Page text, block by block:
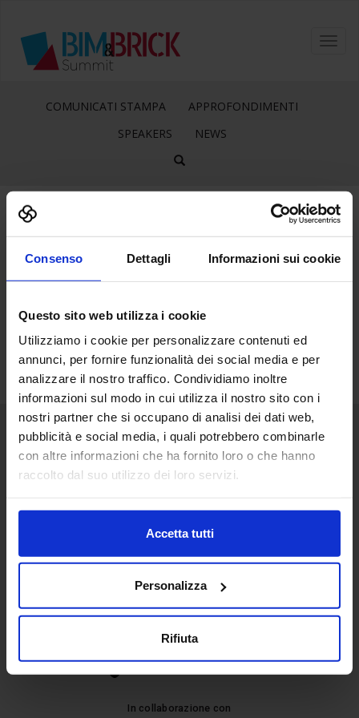
Consenso Dettagli Informazioni sui cookie
Questo sito web utilizza i cookie
Utilizziamo i cookie per personalizzare contenuti ed
annunci, per fornire funzionalità dei social media e per
analizzare il nostro traffico. Condividiamo inoltre
informazioni sul modo in cui utilizza il nostro sito con i
nostri partner che si occupano di analisi dei dati web,
pubblicità e social media, i quali potrebbero combinarle
con altre informazioni che ha fornito loro o che hanno
raccolto dal suo utilizzo dei loro servizi.
Accetta tutti
Personalizza
Rifiuta
COMUNICATI STAMPA
APPROFONDIMENTI
SPEAKERS
NEWS
Feb
Senaf srl
+ 39 02.332039460
Progetto e direzione
In collaborazione con